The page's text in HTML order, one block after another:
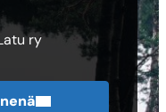
ry